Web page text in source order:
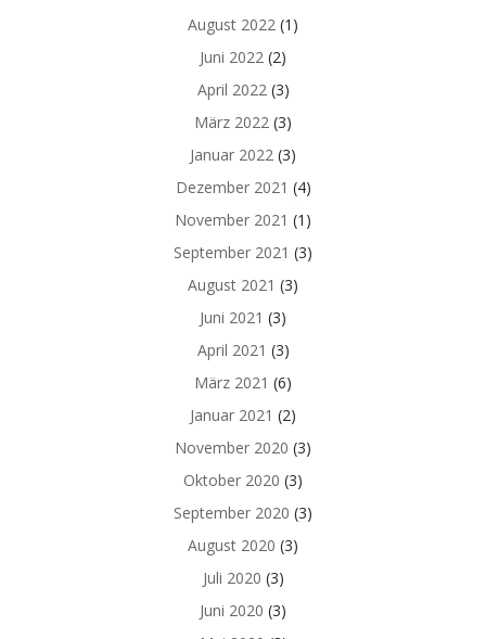
August 2022 (1)
Juni 2022 (2)
April 2022 (3)
März 2022 (3)
Januar 2022 (3)
Dezember 2021 (4)
November 2021 (1)
September 2021 (3)
August 2021 (3)
Juni 2021 (3)
April 2021 (3)
März 2021 (6)
Januar 2021 (2)
November 2020 (3)
Oktober 2020 (3)
September 2020 (3)
August 2020 (3)
Juli 2020 (3)
Juni 2020 (3)